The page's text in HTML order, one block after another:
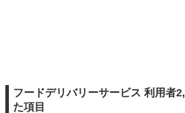
フードデリバリーサービス 利用者
た項目